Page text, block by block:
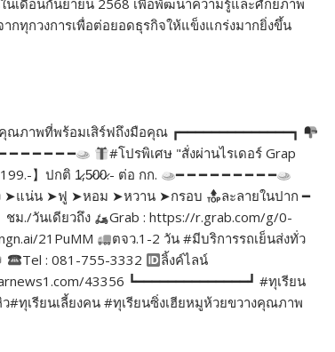
นเดือนกันยายน 2568 เพื่อพัฒนาความรู้และศักยภาพ
กทุกวงการเพื่อต่อยอดธุรกิจให้แข็งแกร่งมากยิ่งขึ้น
ณภาพที่พร้อมเสิร์ฟถึงมือคุณ ┏━━━━━━━━━━━━━━┓
━ ━ ━ ━ ━ ━
#โปรพิเศษ "สั่งผ่านไรเดอร์ Grap
】ปกติ 1̷,5̷0̷0̷.- ต่อ กก.
━ ━ ━ ━ ━ ━ ━ ━ ━
ง ➤แน่น ➤ฟู ➤หอม ➤หวาน ➤กรอบ
ละลายในปาก ━
ชม./วันเดียวถึง
Grab : https://r.grab.com/g/0-
21PuMM
ตจว.1-2 วัน #มีบริการรถเย็นส่งทั่ว
Tel : 081-755-3332
ลิ้งค์ไลน์
43356 ┗━━━━━━━━━━━━━━┛ #ทุเรียน
ทุเรียนเลี้ยงคน #ทุเรียนซิ่งเฮียหมูห้วยขวางคุณภาพ